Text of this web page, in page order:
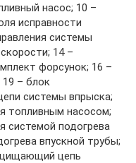
насос; 10 –
исправности
системы
14 –
форсунок; 16 –
19 – блок
системы впрыска;
топливным насосом;
системой подогрева
впускной трубы;
цепь